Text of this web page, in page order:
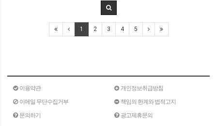
1 2 3 4 5
이용약관
개인정보취급방침
이메일 무단수집거부
책임의 한계와 법적고지
문의하기
광고제휴문의